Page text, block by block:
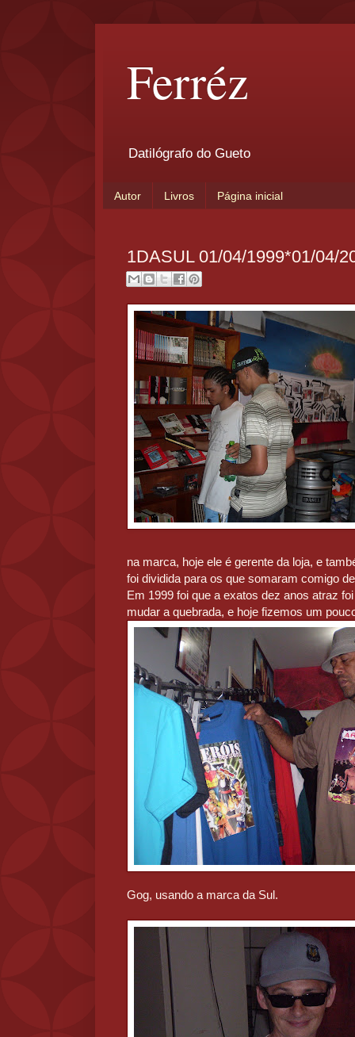
Ferréz
Datilógrafo do Gueto
Autor Livros Página inicial
1DASUL 01/04/1999*01/04/
na marca, hoje ele é gerente da loja, e
foi dividida para os que somaram comigo
Em 1999 foi que a exatos dez anos atraz
mudar a quebrada, e hoje fizemos um
Gog, usando a marca da Sul.